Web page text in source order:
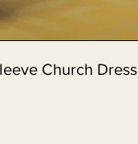
Church Dress